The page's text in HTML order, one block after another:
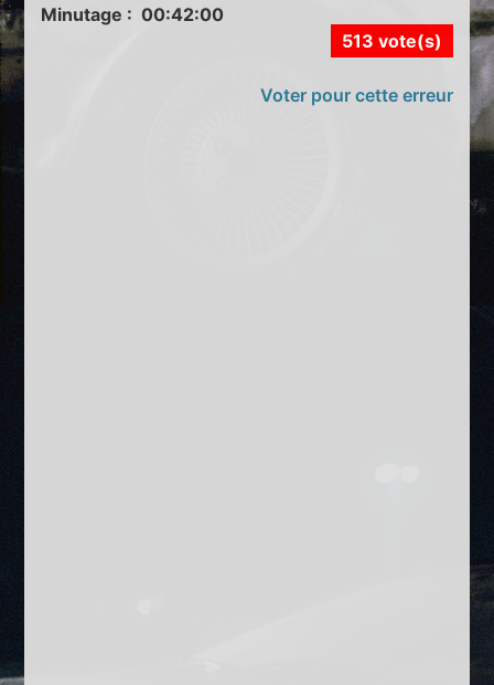
Minutage : 00:42:00
513 vote(s)
Voter pour cette erreur